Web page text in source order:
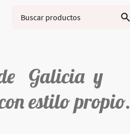
Galicia y
estilo propio.